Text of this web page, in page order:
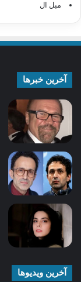
مبل ال
آخرین خبرها
آخرین ویدیوها